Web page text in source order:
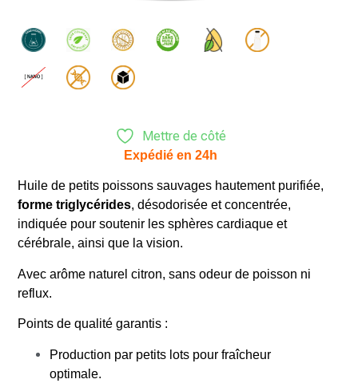
Mettre de côté
Expédié en 24h
Huile de petits poissons sauvages hautement purifiée,
forme triglycérides, désodorisée et concentrée,
indiquée pour soutenir les sphères cardiaque et
cérébrale, ainsi que la vision.
Avec arôme naturel citron, sans odeur de poisson ni
reflux.
Points de qualité garantis :
Production par petits lots pour fraîcheur
optimale.